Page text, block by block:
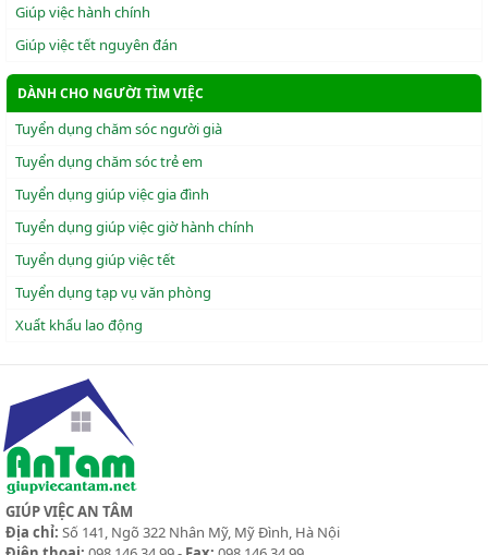
Giúp việc hành chính
Giúp việc tết nguyên đán
DÀNH CHO NGƯỜI TÌM VIỆC
Tuyển dụng chăm sóc người già
Tuyển dụng chăm sóc trẻ em
Tuyển dụng giúp việc gia đình
Tuyển dụng giúp việc giờ hành chính
Tuyển dụng giúp việc tết
Tuyển dụng tạp vụ văn phòng
Xuẩt khẩu lao động
GIÚP VIỆC AN TÂM
Địa chỉ: Số 141, Ngõ 322 Nhân Mỹ, Mỹ Đình, Hà Nội